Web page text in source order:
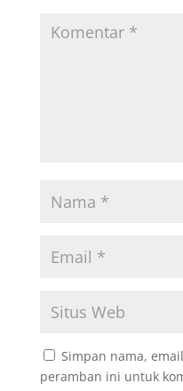
Simpan nama,
peramban ini untuk